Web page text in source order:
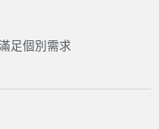
足個別需求